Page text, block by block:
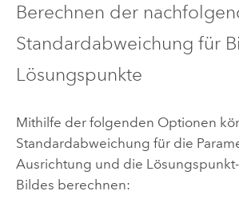
Berechnen der
Standardabweichung für
Lösungspunkte
Mithilfe der folgenden Optionen
Standardabweichung für die
Ausrichtung und die
Bildes berechnen: